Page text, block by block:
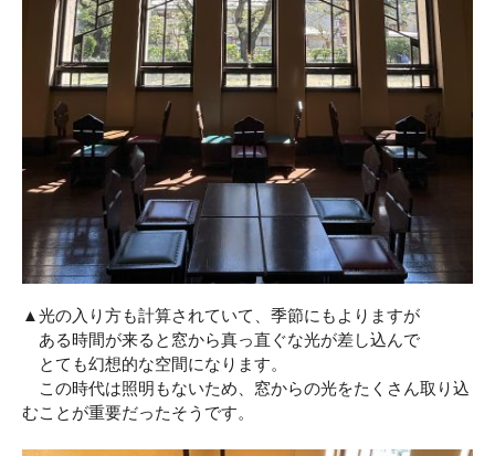
▲光の入り方も計算されていて、季節にもよりますが
ある時間が来ると窓から真っ直ぐな光が差し込んで
とても幻想的な空間になります。
この時代は照明もないため、窓からの光をたくさん取り込
むことが重要だったそうです。